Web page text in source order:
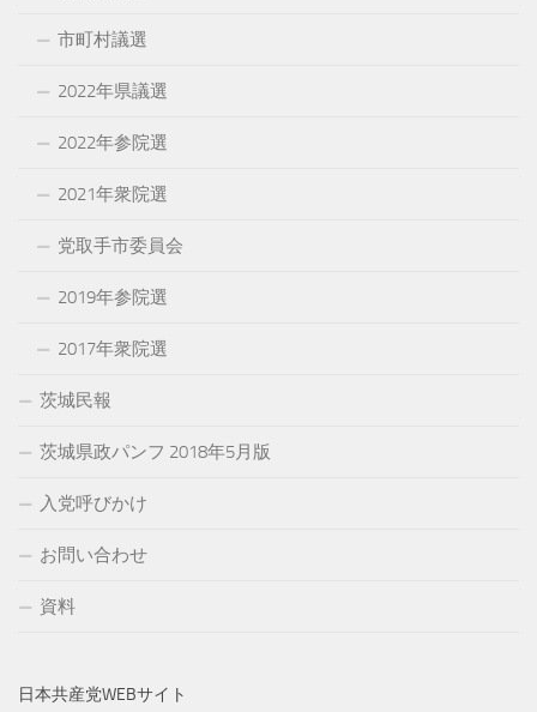
市町村議選
2022年県議選
2022年参院選
2021年衆院選
党取手市委員会
2019年参院選
2017年衆院選
茨城民報
茨城県政パンフ 2018年5月版
入党呼びかけ
お問い合わせ
資料
日本共産党WEBサイト